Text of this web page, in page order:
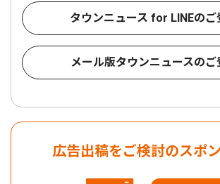
タウンニュース for LINEのご
メール版タウンニュースのご
広告出稿をご検討のスポ